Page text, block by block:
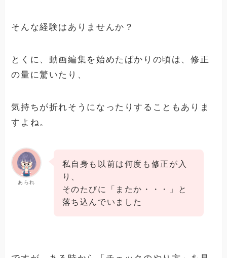
そんな経験はありませんか？
とくに、動画編集を始めたばかりの頃は、修正
の量に驚いたり、
気持ちが折れそうになったりすることもありま
すよね。
あられ
私自身も以前は何度も修正が入
り、
そのたびに「またか・・・」と
落ち込んでいました